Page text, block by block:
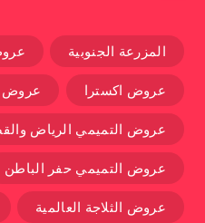
المزرعة الجنوبية
عروض اكسترا عروض
عروض التميمي الرياض
عروض التميمي حفر الباطن
عروض الثلاجة العالمية